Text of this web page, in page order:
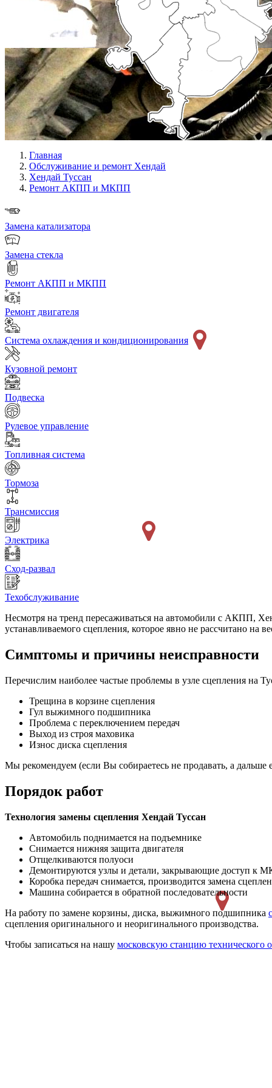
Главная
Обслуживание и ремонт Хендай
Хендай Туссан
Ремонт АКПП и МКПП
Замена катализатора
Замена стекла
Ремонт АКПП и МКПП
Ремонт двигателя
Система охлаждения и кондиционирования
Кузовной ремонт
Подвеска
Рулевое управление
Топливная система
Тормоза
Трансмиссия
Электрика
Сход-развал
Техобслуживание
Несмотря на тренд пересаживаться на автомобили с АКПП,
устанавливаемого сцепления, которое явно не рассчитано на
Симптомы и причины неисправности
Перечислим наиболее частые проблемы в узле сцепления на
Трещина в корзине сцепления
Гул выжимного подшипника
Проблема с переключением передач
Выход из строя маховика
Износ диска сцепления
Мы рекомендуем (если Вы собираетесь не продавать, а дальше
Порядок работ
Технология замены сцепления Хендай Туссан
Автомобиль поднимается на подъемнике
Снимается нижняя защита двигателя
Отщелкиваются полуоси
Демонтируются узлы и детали, закрывающие доступ к
Коробка передач снимается, производится замена
Машина собирается в обратной последовательности
На работу по замене корзины, диска, выжимного подшипника
сцепления оригинального и неоригинального производства.
Чтобы записаться на нашу московскую станцию технического